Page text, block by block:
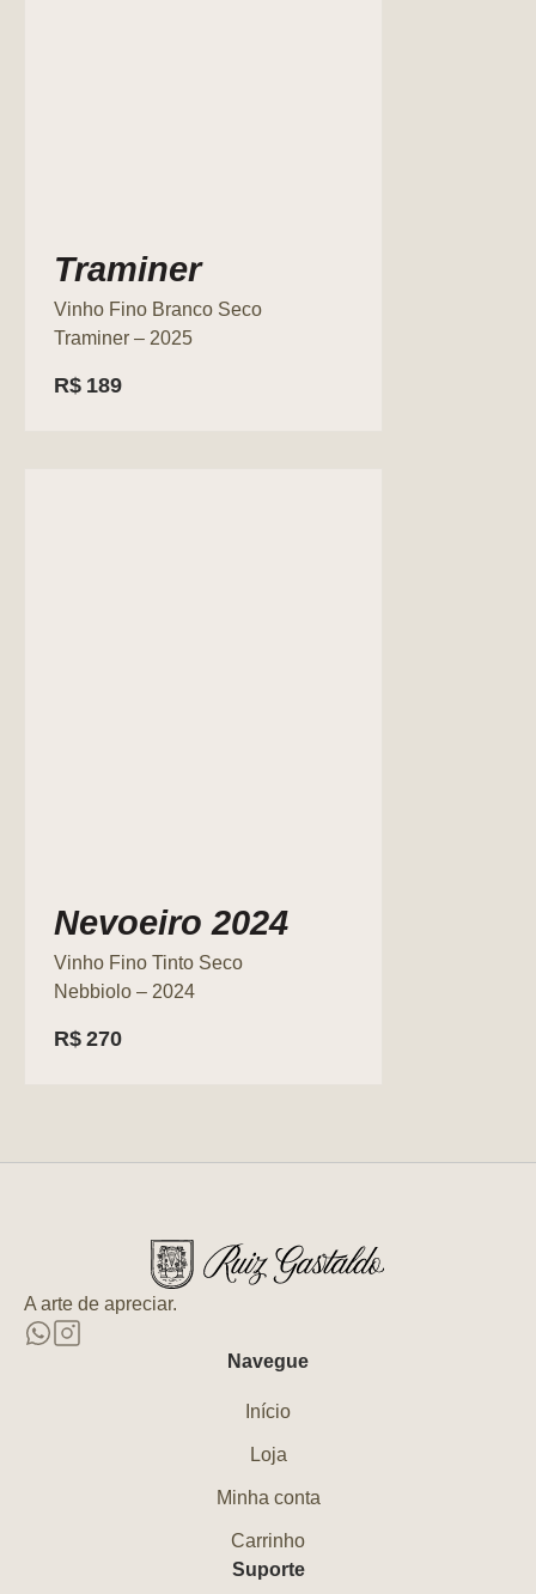
Traminer
Vinho Fino Branco Seco
Traminer – 2025
R$ 189
Nevoeiro 2024
Vinho Fino Tinto Seco
Nebbiolo – 2024
R$ 270
A arte de apreciar.
Navegue
Início
Loja
Minha conta
Carrinho
Suporte